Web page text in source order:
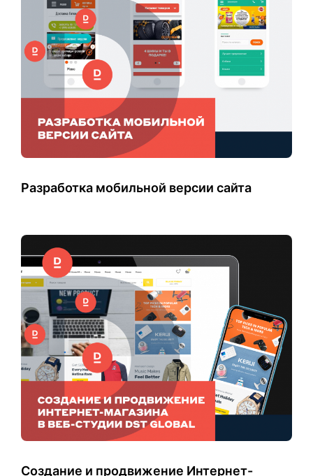
Разработка мобильной версии сайта
Создание и продвижение Интернет-